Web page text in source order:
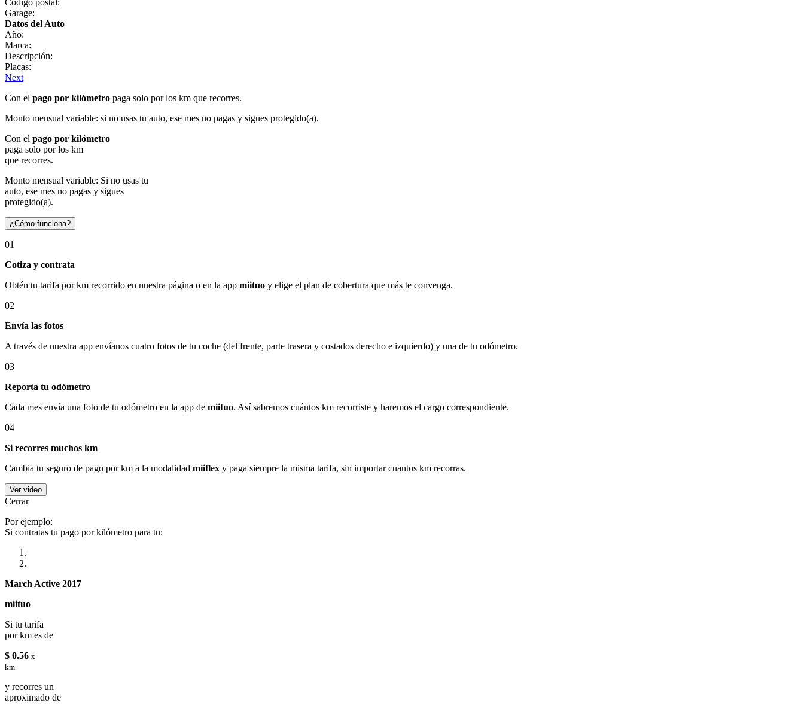
Garage:
Datos del Auto
Año:
Marca:
Descripción:
Placas:
Next
Con el pago por kilómetro paga solo por los km que recorres.
Monto mensual variable: si no usas tu auto, ese mes no pagas y sigues protegido(a).
Con el pago por kilómetro
paga solo por los km
que recorres.
Monto mensual variable: Si no usas tu
auto, ese mes no pagas y sigues
protegido(a).
¿Cómo funciona?
01
Cotiza y contrata
Obtén tu tarifa por km recorrido en nuestra página o en la app miituo y elige el plan de cobertura que más te convenga.
02
Envía las fotos
A través de nuestra app envíanos cuatro fotos de tu coche (del frente, parte trasera y costados derecho e izquierdo) y una de tu odómetro.
03
Reporta tu odómetro
Cada mes envía una foto de tu odómetro en la app de miituo. Así sabremos cuántos km recorriste y haremos el cargo correspondiente.
04
Si recorres muchos km
Cambia tu seguro de pago por km a la modalidad miiflex y paga siempre la misma tarifa, sin importar cuantos km recorras.
Ver video
Cerrar
Por ejemplo:
Si contratas tu pago por kilómetro para tu:
March Active 2017
miituo
Si tu tarifa
por km es de
$ 0.56 x
km
y recorres un
aproximado de